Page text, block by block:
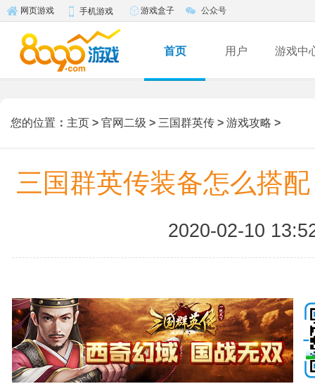
网页游戏 手机游戏 游戏盒子 公众号
首页 用户 游戏中
您的位置 ： 主页 > 官网二级 > 三国群英传 > 游戏攻略 >
三国群英传装备怎么搭
2020-02-10